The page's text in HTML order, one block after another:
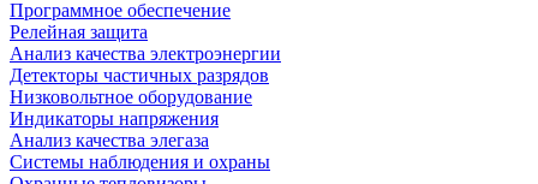
Программное обеспечение
Релейная защита
Анализ качества электроэнергии
Детекторы частичных разрядов
Низковольтное оборудование
Индикаторы напряжения
Анализ качества элегаза
Системы наблюдения и охраны